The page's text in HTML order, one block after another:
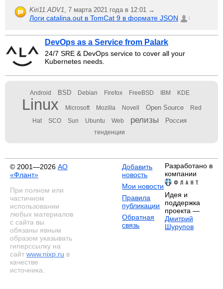
Kiri11.ADV1, 7 марта 2021 года в 12:01 →
Логи catalina.out в TomCat 9 в формате JSON 1
DevOps as a Service from Palark
24/7 SRE & DevOps service to cover all your
Kubernetes needs.
Android BSD Debian Firefox FreeBSD IBM KDE
Linux Microsoft Mozilla Novell Open Source Red
Hat SCO Sun Ubuntu Web релизы Россия
тенденции
© 2001—2026 АО
«Флант»
При полном или
частичном
использовании
любых материалов
с сайта вы
обязаны явным
образом указывать
гиперссылку на
сайт www.nixp.ru в
качестве
источника.
Добавить
новость
Мои новости
Правила
публикации
Обратная
связь
Разработано в
компании
Идея и
поддержка
проекта —
Дмитрий
Шурупов